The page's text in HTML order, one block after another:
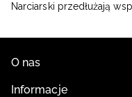
Narciarski przedłużają
O nas
Informacje